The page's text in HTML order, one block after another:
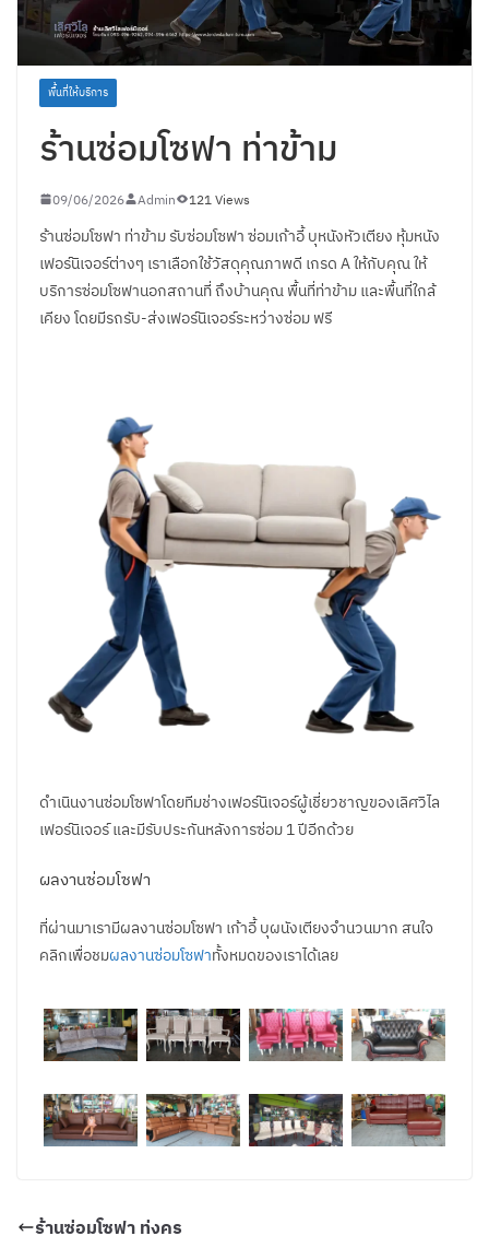
พื้นที่ให้บริการ
ร้านซ่อมโซฟา ท่าข้าม
09/06/2026 Admin 121 Views
ร้านซ่อมโซฟา ท่าข้าม รับซ่อมโซฟา ซ่อมเก้าอี้ บุหนังหัวเตียง หุ้มหนัง
เฟอร์นิเจอร์ต่างๆ เราเลือกใช้วัสดุคุณภาพดี เกรด A ให้กับคุณ ให้
บริการซ่อมโซฟานอกสถานที่ ถึงบ้านคุณ พื้นที่ท่าข้าม และพื้นที่ใกล้
เคียง โดยมีรถรับ-ส่งเฟอร์นิเจอร์ระหว่างซ่อม ฟรี
ดำเนินงานซ่อมโซฟาโดยทีมช่างเฟอร์นิเจอร์ผู้เชี่ยวชาญของเลิศวิไล
เฟอร์นิเจอร์ และมีรับประกันหลังการซ่อม 1 ปีอีกด้วย
ผลงานซ่อมโซฟา
ที่ผ่านมาเรามีผลงานซ่อมโซฟา เก้าอี้ บุผนังเตียงจำนวนมาก สนใจ
คลิกเพื่อชมผลงานซ่อมโซฟาทั้งหมดของเราได้เลย
ร้านซ่อมโซฟา ทุ่งครุ